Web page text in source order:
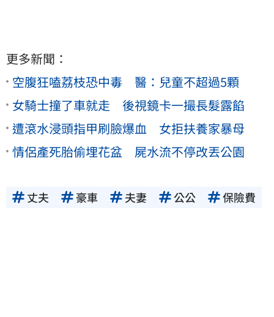
更多新聞：
空腹狂嗑荔枝恐中毒 醫：兒童不超過5顆
女騎士撞了車就走 後視鏡卡一撮長髮露餡
遭滾水浸頭指甲刷臉爆血 女拒扶養家暴母
情侶產死胎偷埋花盆 屍水流不停改丟公園
丈夫 豪車 夫妻 公公 保險費